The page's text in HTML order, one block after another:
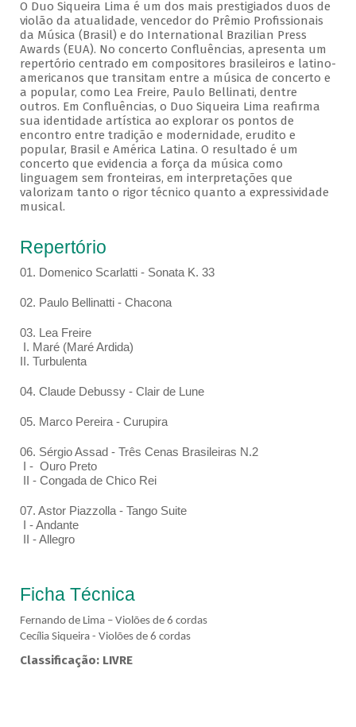
O Duo Siqueira Lima é um dos mais prestigiados duos de
violão da atualidade, vencedor do Prêmio Profissionais
da Música (Brasil) e do International Brazilian Press
Awards (EUA). No concerto Confluências, apresenta um
repertório centrado em compositores brasileiros e latino-
americanos que transitam entre a música de concerto e
a popular, como Lea Freire, Paulo Bellinati, dentre
outros. Em Confluências, o Duo Siqueira Lima reafirma
sua identidade artística ao explorar os pontos de
encontro entre tradição e modernidade, erudito e
popular, Brasil e América Latina. O resultado é um
concerto que evidencia a força da música como
linguagem sem fronteiras, em interpretações que
valorizam tanto o rigor técnico quanto a expressividade
musical.
Repertório
01. Domenico Scarlatti - Sonata K. 33
02. Paulo Bellinatti - Chacona
03. Lea Freire
I. Maré (Maré Ardida)
II. Turbulenta
04. Claude Debussy - Clair de Lune
05. Marco Pereira - Curupira
06. Sérgio Assad - Três Cenas Brasileiras N.2
I - Ouro Preto
II - Congada de Chico Rei
07. Astor Piazzolla - Tango Suite
I - Andante
II - Allegro
Ficha Técnica
Fernando de Lima – Violões de 6 cordas
Cecília Siqueira - Violões de 6 cordas
Classificação: LIVRE